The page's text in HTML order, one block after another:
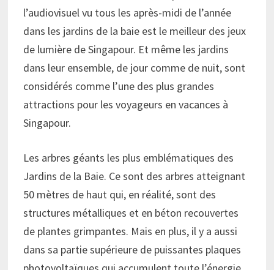
l’audiovisuel vu tous les après-midi de l’année
dans les jardins de la baie est le meilleur des jeux
de lumière de Singapour. Et même les jardins
dans leur ensemble, de jour comme de nuit, sont
considérés comme l’une des plus grandes
attractions pour les voyageurs en vacances à
Singapour.
Les arbres géants les plus emblématiques des
Jardins de la Baie. Ce sont des arbres atteignant
50 mètres de haut qui, en réalité, sont des
structures métalliques et en béton recouvertes
de plantes grimpantes. Mais en plus, il y a aussi
dans sa partie supérieure de puissantes plaques